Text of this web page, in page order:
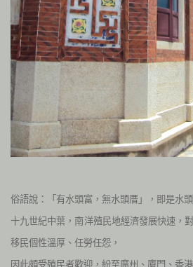
俗語說：「有水頭富，無水頭厝」，即是水
十九世紀中葉，南洋殖民地經濟發展快速，
移民個性溫厚、任勞任怨，
因此頗受殖民者歡迎，紛至廣州、廈門、香